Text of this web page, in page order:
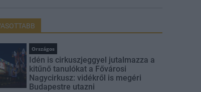
Országos
Idén is cirkuszjeggyel jutalmazza a
kitűnő tanulókat a Fővárosi
Nagycirkusz: vidékről is megéri
Budapestre utazni